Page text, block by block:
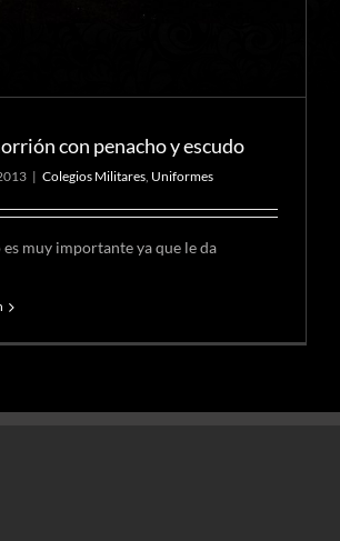
con penacho y escudo
| Colegios Militares, Uniformes
es muy importante ya que le da